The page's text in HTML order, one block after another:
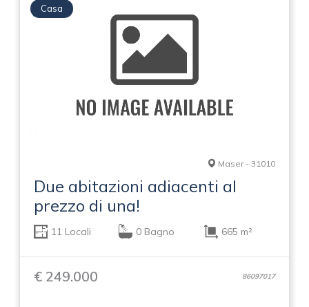
Casa
Maser - 31010
Due abitazioni adiacenti al
prezzo di una!
11 Locali 0 Bagno 665 m²
€ 249.000 86097017